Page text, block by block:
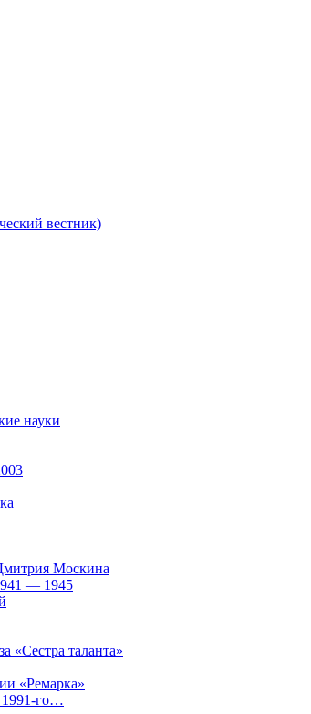
вестник)
науки
Москина
— 1945
«Сестра таланта»
«Ремарка»
го…